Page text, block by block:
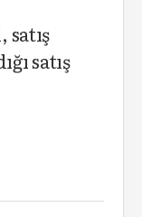
satış
satış